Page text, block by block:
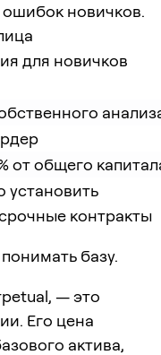
новичков.
для новичков
от общего
установить
контракты
базу.
— это
Его цена
актива,